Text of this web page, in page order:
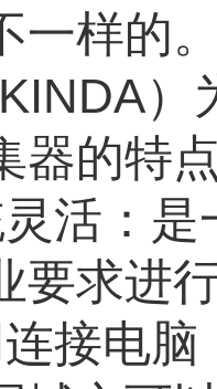
一样的
）
器的特
活：
要求进
接电